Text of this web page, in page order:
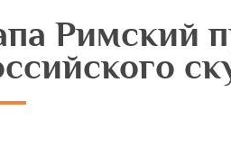
Римский